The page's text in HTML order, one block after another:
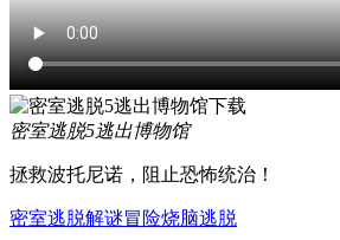
密室逃脱5逃出博物馆
拯救波托尼诺，阻止恐怖统治！
密室逃脱解谜冒险烧脑逃脱